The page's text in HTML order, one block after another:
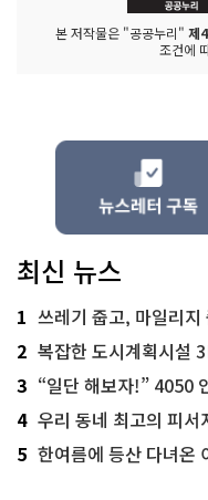
본 저작물은 "공공누리" 제
조건에
최신 뉴스
1 쓰레기 줍고, 마일리지 줍
2 복잡한 도시계획시설
3 “일단 해보자!” 4050
4 우리 동네 최고의 피서지
5 한여름에 등산 다녀온